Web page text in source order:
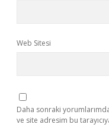
Web Sitesi
Daha sonraki
ve site adresim bu